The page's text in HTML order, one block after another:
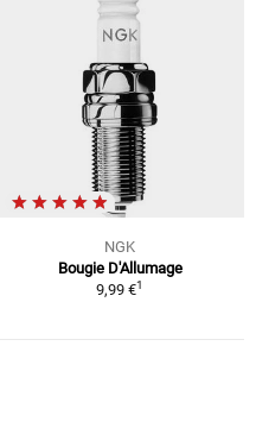
NGK
Bougie D'Allumage
9,99 €1